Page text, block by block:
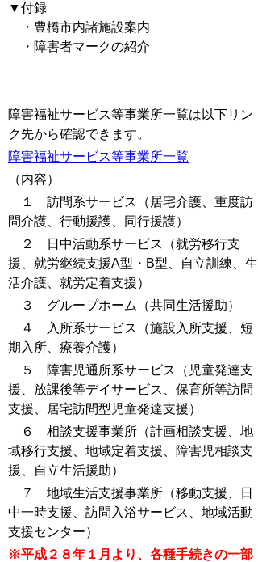
▼付録
・豊橋市内諸施設案内
・障害者マークの紹介
障害福祉サービス等事業所一覧は以下リン
ク先から確認できます。
障害福祉サービス等事業所一覧
（内容）
１ 訪問系サービス（居宅介護、重度訪
問介護、行動援護、同行援護）
２ 日中活動系サービス（就労移行支
援、就労継続支援A型・B型、自立訓練、生
活介護、就労定着支援）
３ グループホーム（共同生活援助）
４ 入所系サービス（施設入所支援、短
期入所、療養介護）
５ 障害児通所系サービス（児童発達支
援、放課後等デイサービス、保育所等訪問
支援、居宅訪問型児童発達支援）
６ 相談支援事業所（計画相談支援、地
域移行支援、地域定着支援、障害児相談支
援、自立生活援助）
７ 地域生活支援事業所（移動支援、日
中一時支援、訪問入浴サービス、地域活動
支援センター）
※平成２８年１月より、各種手続きの一部